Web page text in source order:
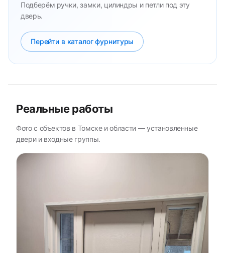
Подберём ручки, замки, цилиндры и петли под эту
дверь.
Перейти в каталог фурнитуры
Реальные работы
Фото с объектов в Томске и области — установленные
двери и входные группы.